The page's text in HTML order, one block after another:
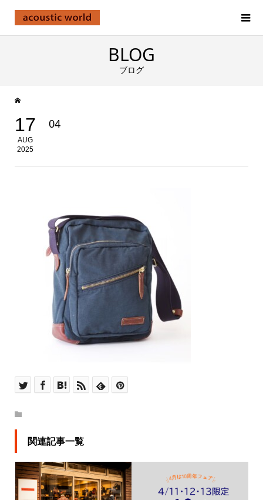
BLOG
ブログ
17
AUG
2025
04
関連記事一覧